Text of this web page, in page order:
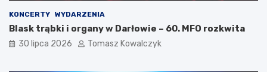
KONCERTY WYDARZENIA
Blask trąbki i organy w Darłowie – 60. MFO rozkwita
30 lipca 2026 Tomasz Kowalczyk